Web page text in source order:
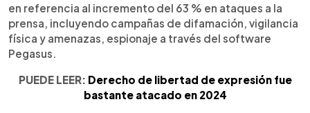
en referencia al incremento del 63 % en ataques a la
prensa, incluyendo campañas de difamación, vigilancia
física y amenazas, espionaje a través del software
Pegasus.
PUEDE LEER: Derecho de libertad de expresión fue
bastante atacado en 2024